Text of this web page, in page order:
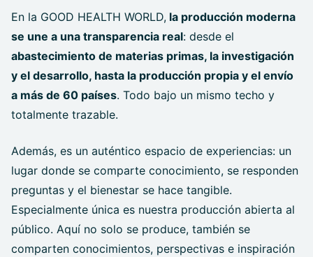
En la GOOD HEALTH WORLD, la producción moderna
se une a una transparencia real: desde el
abastecimiento de materias primas, la investigación
y el desarrollo, hasta la producción propia y el envío
a más de 60 países. Todo bajo un mismo techo y
totalmente trazable.
Además, es un auténtico espacio de experiencias: un
lugar donde se comparte conocimiento, se responden
preguntas y el bienestar se hace tangible.
Especialmente única es nuestra producción abierta al
público. Aquí no solo se produce, también se
comparten conocimientos, perspectivas e inspiración